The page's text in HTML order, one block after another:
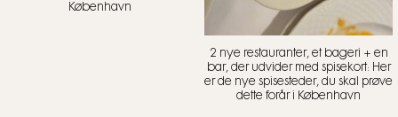
København
2 nye restauranter, et bageri + en
bar, der udvider med spisekort: Her
er de nye spisesteder, du skal prøve
dette forår i København